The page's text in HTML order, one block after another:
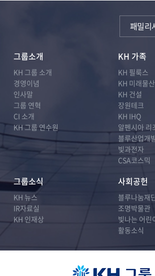
그룹소개
KH 그룹 소개
경영이념
인사말
그룹 연혁
CI 소개
KH 그룹 연수원
KH 가족
KH 필룩스
KH 미래물산
KH 건설
장원테크
KH IHQ
알펜시아 리
블루산업개
빛과전자
CSA코스믹
그룹소식
KH 뉴스
IR자료실
KH 인재상
사회공헌
블루나눔재
조명박물관
빛나는 어린
활동소식
패밀리